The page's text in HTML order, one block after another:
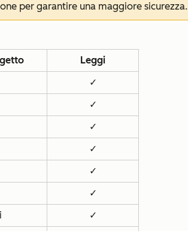
per garantire una maggiore sicurezza.
Leggi
✓
✓
✓
✓
✓
✓
✓